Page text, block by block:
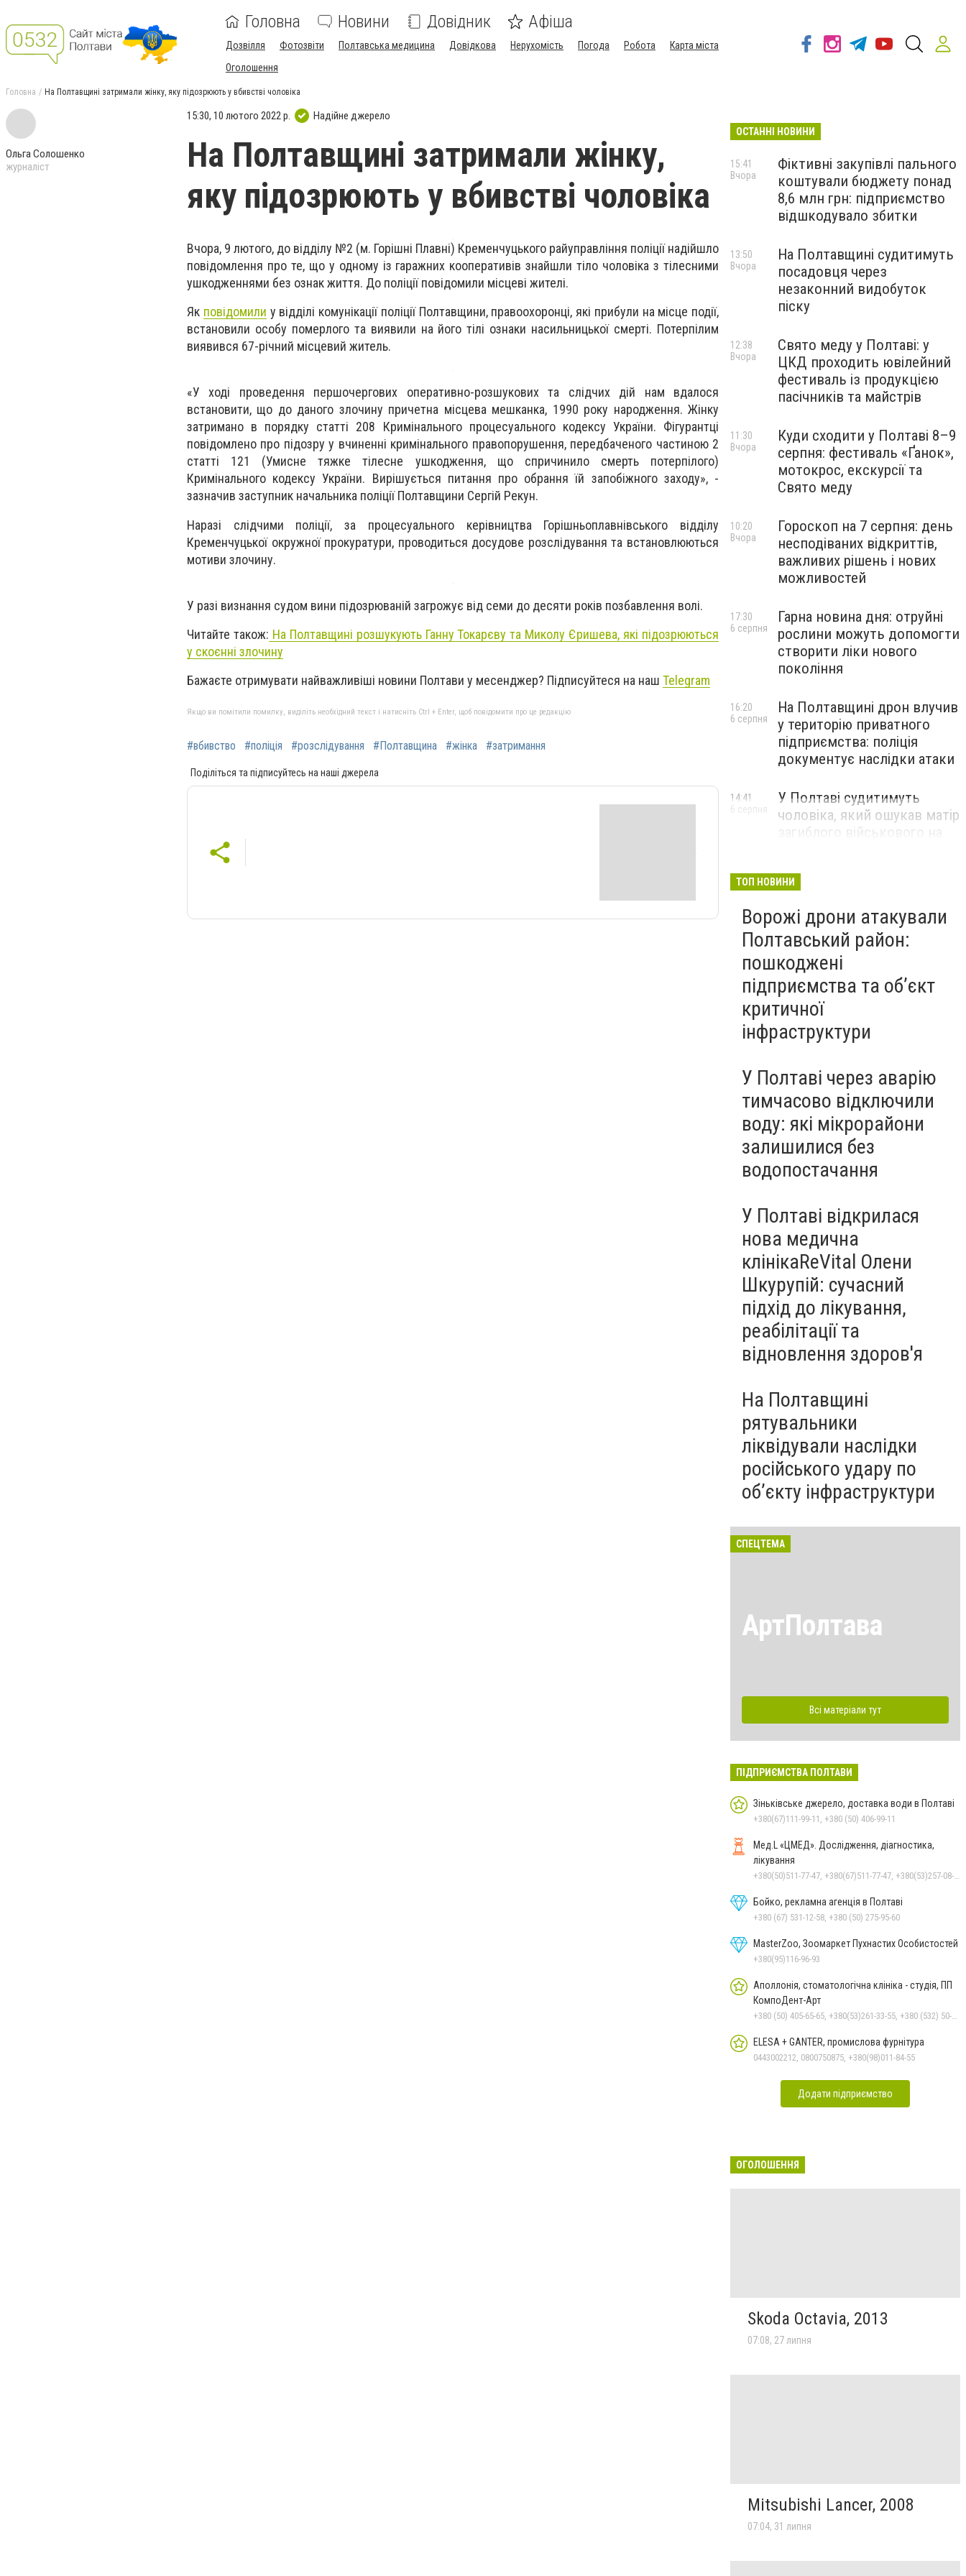
Головна Новини Довідник Афіша
Дозвілля Фотозвіти Полтавська медицина Довідкова Нерухомість Погода Робота
Карта міста
Оголошення
Головна На Полтавщині затримали жінку, яку підозрюють у вбивстві чоловіка
Ольга Солошенко
журналіст
15:30, 10 лютого 2022 р. Надійне джерело
На Полтавщині затримали жінку,
яку підозрюють у вбивстві чоловіка
Вчора, 9 лютого, до відділу №2 (м. Горішні Плавні) Кременчуцького райуправління поліції надійшло
повідомлення про те, що у одному із гаражних кооперативів знайшли тіло чоловіка з тілесними
ушкодженнями без ознак життя. До поліції повідомили місцеві жителі.
Як повідомили у відділі комунікації поліції Полтавщини, правоохоронці, які прибули на місце події,
встановили особу померлого та виявили на його тілі ознаки насильницької смерті. Потерпілим
виявився 67-річний місцевий житель.
«У ході проведення першочергових оперативно-розшукових та слідчих дій нам вдалося
встановити, що до даного злочину причетна місцева мешканка, 1990 року народження. Жінку
затримано в порядку статті 208 Кримінального процесуального кодексу України. Фігурантці
повідомлено про підозру у вчиненні кримінального правопорушення, передбаченого частиною 2
статті 121 (Умисне тяжке тілесне ушкодження, що спричинило смерть потерпілого)
Кримінального кодексу України. Вирішується питання про обрання їй запобіжного заходу», -
зазначив заступник начальника поліції Полтавщини Сергій Рекун.
Наразі слідчими поліції, за процесуального керівництва Горішньоплавнівського відділу
Кременчуцької окружної прокуратури, проводиться досудове розслідування та встановлюються
мотиви злочину.
У разі визнання судом вини підозрюваній загрожує від семи до десяти років позбавлення волі.
Читайте також: На Полтавщині розшукують Ганну Токарєву та Миколу Єришева, які підозрюються
у скоєнні злочину
Бажаєте отримувати найважливіші новини Полтави у месенджер? Підписуйтеся на наш Telegram
Якщо ви помітили помилку, виділіть необхідний текст і натисніть Ctrl + Enter, щоб повідомити про це редакцію
#вбивство #поліція #розслідування #Полтавщина #жінка #затримання
Поділіться та підписуйтесь на наші джерела
ОСТАННІ НОВИНИ
Фіктивні закупівлі пального
коштували бюджету понад
8,6 млн грн: підприємство
відшкодувало збитки
15:41
Вчора
На Полтавщині судитимуть
посадовця через
незаконний видобуток
піску
13:50
Вчора
Свято меду у Полтаві: у
ЦКД проходить ювілейний
фестиваль із продукцією
пасічників та майстрів
12:38
Вчора
Куди сходити у Полтаві 8–9
серпня: фестиваль «Ґанок»,
мотокрос, екскурсії та
Свято меду
11:30
Вчора
Гороскоп на 7 серпня: день
несподіваних відкриттів,
важливих рішень і нових
можливостей
10:20
Вчора
Гарна новина дня: отруйні
рослини можуть допомогти
створити ліки нового
покоління
17:30
6 серпня
На Полтавщині дрон влучив
у територію приватного
підприємства: поліція
документує наслідки атаки
16:20
6 серпня
У Полтаві судитимуть
чоловіка, який ошукав матір
загиблого військового на
14:41
6 серпня
ТОП НОВИНИ
Ворожі дрони атакували
Полтавський район:
пошкоджені
підприємства та об’єкт
критичної
інфраструктури
У Полтаві через аварію
тимчасово відключили
воду: які мікрорайони
залишилися без
водопостачання
У Полтаві відкрилася
нова медична
клінікаReVital Олени
Шкурупій: сучасний
підхід до лікування,
реабілітації та
відновлення здоров'я
На Полтавщині
рятувальники
ліквідували наслідки
російського удару по
об’єкту інфраструктури
СПЕЦТЕМА
АртПолтава
Всі матеріали тут
ПІДПРИЄМСТВА ПОЛТАВИ
Зіньківське джерело, доставка води в Полтаві
+380(67)111-99-11, +380 (50) 406-99-11
Мед.L «ЦМЕД». Дослідження, діагностика,
лікування
Бойко, рекламна агенція в Полтаві
+380 (67) 531-12-58, +380 (50) 275-95-60
MasterZoo, Зоомаркет Пухнастих Особистостей
+380(95)116-96-93
Аполлонія, стоматологічна клініка - студія, ПП
КомпоДент-Арт
ELESA + GANTER, промислова фурнітура
0443002212, 0800750875, +380(98)011-84-55
Додати підприємство
ОГОЛОШЕННЯ
Skoda Octavia, 2013
07:08, 27 липня
Mitsubishi Lancer, 2008
07:04, 31 липня